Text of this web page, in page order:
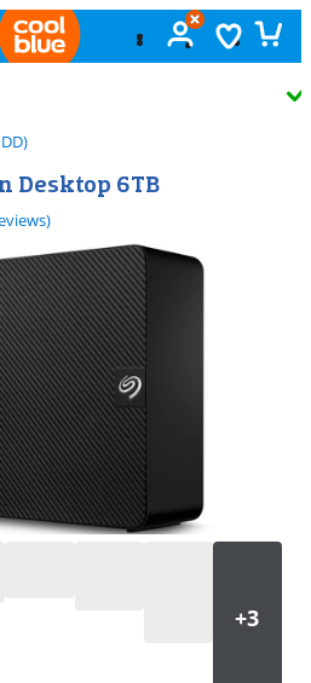
Desktop 6TB
op 84 reviews.